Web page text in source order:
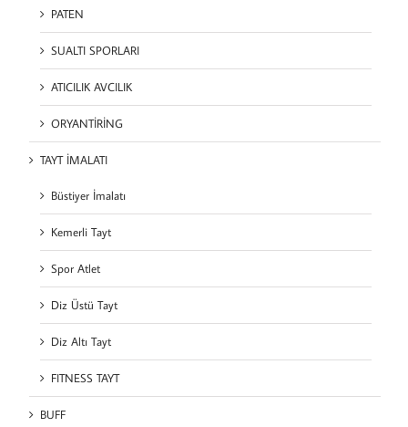
PATEN
SUALTI SPORLARI
ATICILIK AVCILIK
ORYANTİRİNG
TAYT İMALATI
Büstiyer İmalatı
Kemerli Tayt
Spor Atlet
Diz Üstü Tayt
Diz Altı Tayt
FITNESS TAYT
BUFF